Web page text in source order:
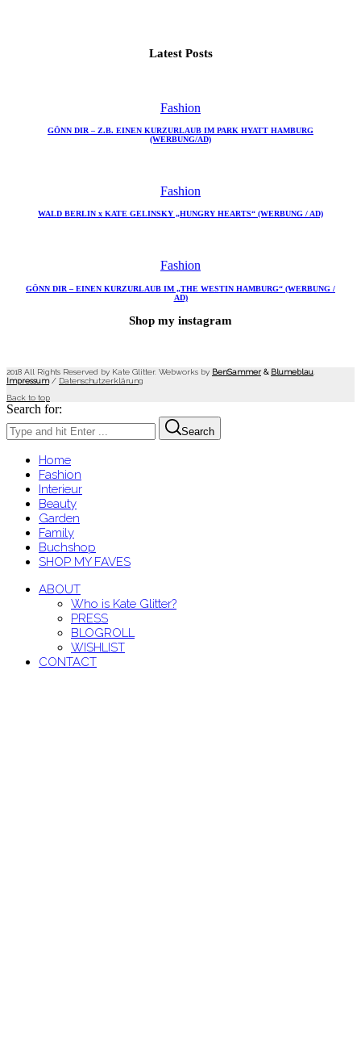
Latest Posts
Fashion
GÖNN DIR – Z.B. EINEN KURZURLAUB IM PARK HYATT HAMBURG
(WERBUNG/AD)
Fashion
WALD BERLIN x KATE GELINSKY „HUNGRY HEARTS“ (WERBUNG / AD)
Fashion
GÖNN DIR – EINEN KURZURLAUB IM „THE WESTIN HAMBURG“ (WERBUNG /
AD)
Shop my instagram
2018 All Rights Reserved by Kate Glitter. Webworks by BenSammer & Blumeblau
Impressum/ Datenschutzerklärung
Back to top
Search for:
Search
Home
Fashion
Interieur
Beauty
Garden
Family
Buchshop
SHOP MY FAVES
ABOUT
Who is Kate Glitter?
PRESS
BLOGROLL
WISHLIST
CONTACT